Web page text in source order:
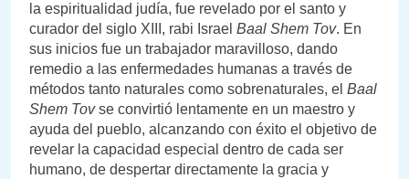
la espiritualidad judía, fue revelado por el santo y
curador del siglo XIII, rabi Israel Baal Shem Tov. En
sus inicios fue un trabajador maravilloso, dando
remedio a las enfermedades humanas a través de
métodos tanto naturales como sobrenaturales, el Baal
Shem Tovse convirtió lentamente en un maestro y
ayuda del pueblo, alcanzando con éxito el objetivo de
revelar la capacidad especial dentro de cada ser
humano, de despertar directamente la gracia y